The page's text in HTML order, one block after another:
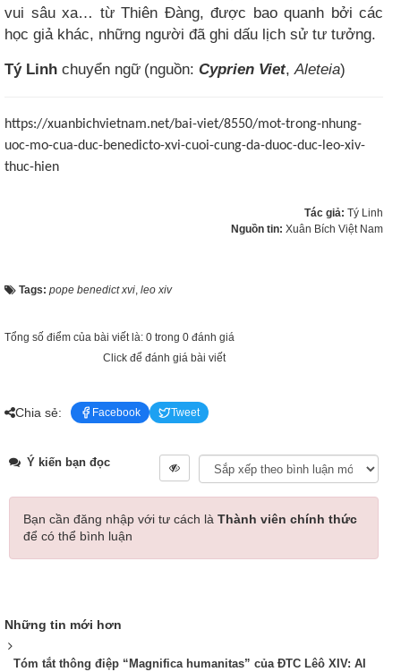
vui sâu xa… từ Thiên Đàng, được bao quanh bởi các
học giả khác, những người đã ghi dấu lịch sử tư tưởng.
Tý Linh chuyển ngữ (nguồn: Cyprien Viet,Aleteia)
https://xuanbichvietnam.net/bai-viet/8550/mot-trong-nhung-
uoc-mo-cua-duc-benedicto-xvi-cuoi-cung-da-duoc-duc-leo-xiv-
thuc-hien
Tác giả: Tý Linh
Nguồn tin: Xuân Bích Việt Nam
Tags: pope benedict xvi, leo xiv
Tổng số điểm của bài viết là: 0 trong 0 đánh giá
Click để đánh giá bài viết
Chia sẻ: Facebook Tweet
Ý kiến bạn đọc
Bạn cần đăng nhập với tư cách là Thành viên chính thức
để có thể bình luận
Những tin mới hơn
Tóm tắt thông điệp “Magnifica humanitas” của ĐTC Lêô XIV: AI